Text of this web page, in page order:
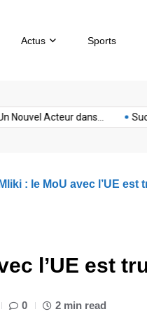
Actus Sports
Acteur dans...
Sevilla
FC
Smartphone
: le MoU avec l’UE est
l’UE est
0 2 min read